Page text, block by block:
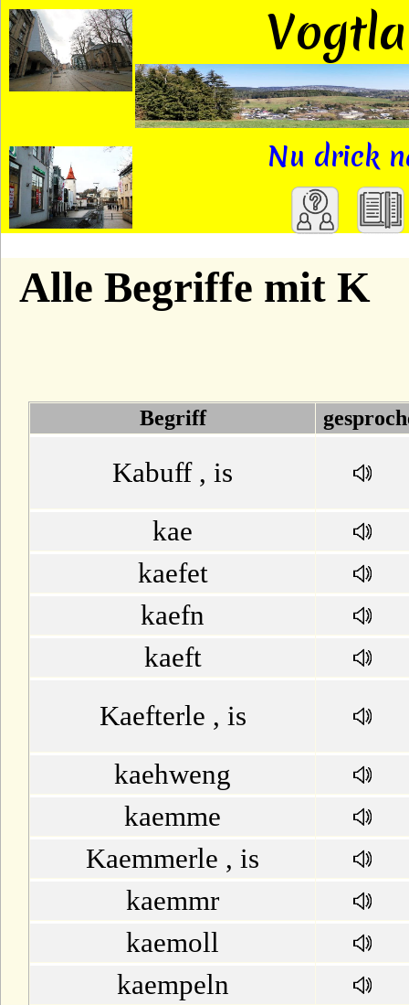
Nu drick
A
D
F
I
K
N
O
Alle Begriffe mit K
Begriff
Kabuff , is
kae
kaefet
kaefn
kaeft
Kaefterle , is
kaehweng
kaemme
Kaemmerle , is
kaemmr
kaemoll
kaempeln